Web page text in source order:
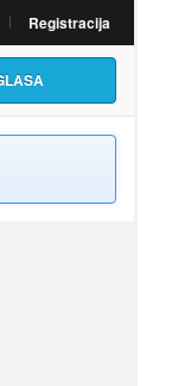
Registracija